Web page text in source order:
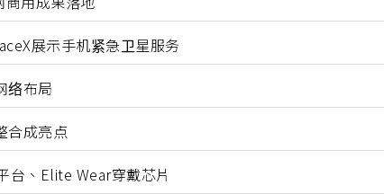
展示手机紧急卫星服务
络布局
合成亮点
、Elite Wear穿戴芯片